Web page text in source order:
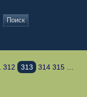
Поиск
312 313 314 315